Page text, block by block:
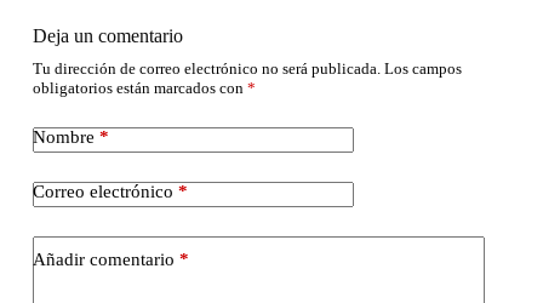
Deja un comentario
Tu dirección de correo electrónico no será publicada. Los campos
obligatorios están marcados con *
Nombre *
Correo electrónico *
Añadir comentario *